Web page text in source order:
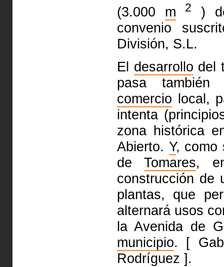
(3.000 m 2
)
convenio
División, S.L.
El desarrollo del
pasa
comercio local,
intenta
zona histórica
Abierto. Y, como
deTomares,
construcción de
plantas, que
alternará usos
la Avenida de
municipio. [
Rodríguez ].